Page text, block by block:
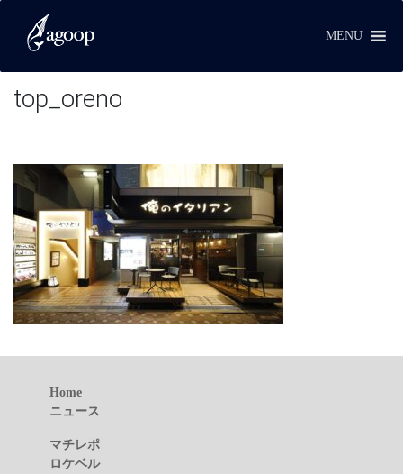
MENU
top_oreno
Home
ニュース
マチレポ
ロケベル